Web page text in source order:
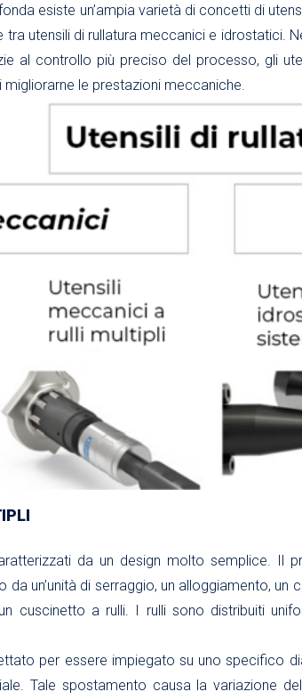
esiste un’ampia varietà di concetti di
utensili di rullatura meccanici e idrostatici.
al controllo più preciso del processo, gli
le prestazioni meccaniche.
da un design molto semplice. Il
un’unità di serraggio, un alloggiamento,
cuscinetto a rulli. I rulli sono distribuiti
per essere impiegato su uno specifico
Tale spostamento causa la variazione